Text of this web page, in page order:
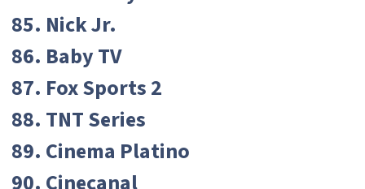
85. Nick Jr.
86. Baby TV
87. Fox Sports 2
88. TNT Series
89. Cinema Platino
90. Cinecanal